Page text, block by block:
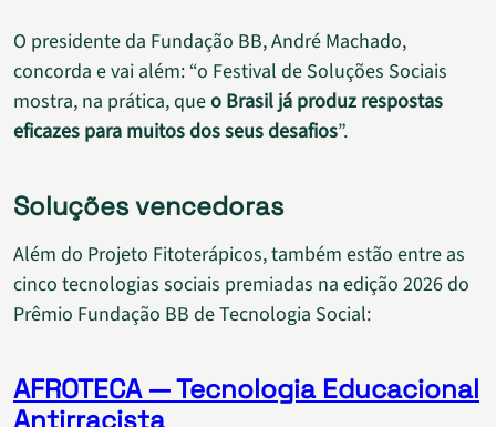
O presidente da Fundação BB, André Machado,
concorda e vai além: “o Festival de Soluções Sociais
mostra, na prática, queo Brasil já produz respostas
eficazes para muitos dos seus desafios”.
Soluções vencedoras
Além do Projeto Fitoterápicos, também estão entre as
cinco tecnologias sociais premiadas na edição 2026 do
Prêmio Fundação BB de Tecnologia Social:
AFROTECA — Tecnologia Educacional
Antirracista